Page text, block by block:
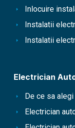
Inlocuire
Instalatii
Instalatii
Electrician
De ce sa
Electrician